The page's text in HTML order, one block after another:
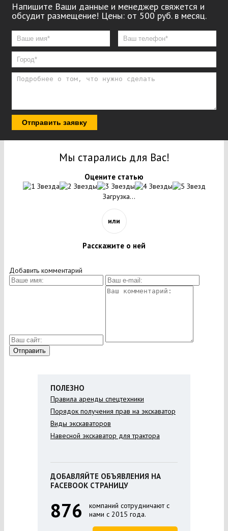
Напишите Ваши данные и менеджер свяжется и
обсудит размещение! Цены: от 500 руб. в месяц.
Отправить заявку
Мы старались для Вас!
Оцените статью
Загрузка...
или
Расскажите о ней
Добавить комментарий
ПОЛЕЗНО
Правила аренды спецтехники
Порядок получения прав на экскаватор
Виды экскаваторов
Навесной экскаватор для трактора
ДОБАВЛЯЙТЕ ОБЪЯВЛЕНИЯ НА
FACEBOOK СТРАНИЦУ
876
компаний сотрудничают с
нами с 2015 года.